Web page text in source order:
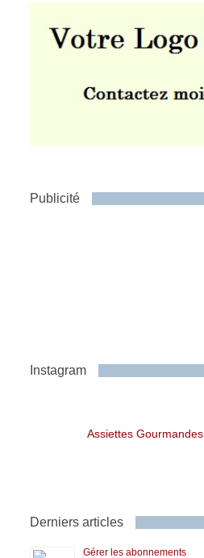
Publicité
Instagram
Assiettes Gourmandes
Derniers articles
Gérer les abonnements